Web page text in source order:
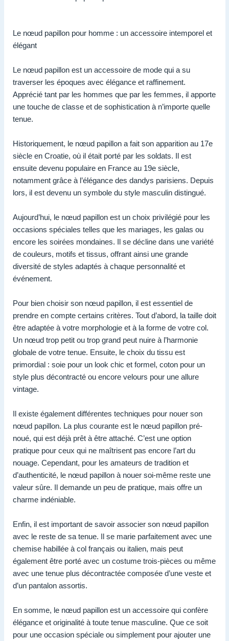
Le nœud papillon pour homme : un accessoire intemporel et
élégant
Le nœud papillon est un accessoire de mode qui a su
traverser les époques avec élégance et raffinement.
Apprécié tant par les hommes que par les femmes, il apporte
une touche de classe et de sophistication à n’importe quelle
tenue.
Historiquement, le nœud papillon a fait son apparition au 17e
siècle en Croatie, où il était porté par les soldats. Il est
ensuite devenu populaire en France au 19e siècle,
notamment grâce à l’élégance des dandys parisiens. Depuis
lors, il est devenu un symbole du style masculin distingué.
Aujourd’hui, le nœud papillon est un choix privilégié pour les
occasions spéciales telles que les mariages, les galas ou
encore les soirées mondaines. Il se décline dans une variété
de couleurs, motifs et tissus, offrant ainsi une grande
diversité de styles adaptés à chaque personnalité et
événement.
Pour bien choisir son nœud papillon, il est essentiel de
prendre en compte certains critères. Tout d’abord, la taille doit
être adaptée à votre morphologie et à la forme de votre col.
Un nœud trop petit ou trop grand peut nuire à l’harmonie
globale de votre tenue. Ensuite, le choix du tissu est
primordial : soie pour un look chic et formel, coton pour un
style plus décontracté ou encore velours pour une allure
vintage.
Il existe également différentes techniques pour nouer son
nœud papillon. La plus courante est le nœud papillon pré-
noué, qui est déjà prêt à être attaché. C’est une option
pratique pour ceux qui ne maîtrisent pas encore l’art du
nouage. Cependant, pour les amateurs de tradition et
d’authenticité, le nœud papillon à nouer soi-même reste une
valeur sûre. Il demande un peu de pratique, mais offre un
charme indéniable.
Enfin, il est important de savoir associer son nœud papillon
avec le reste de sa tenue. Il se marie parfaitement avec une
chemise habillée à col français ou italien, mais peut
également être porté avec un costume trois-pièces ou même
avec une tenue plus décontractée composée d’une veste et
d’un pantalon assortis.
En somme, le nœud papillon est un accessoire qui confère
élégance et originalité à toute tenue masculine. Que ce soit
pour une occasion spéciale ou simplement pour ajouter une